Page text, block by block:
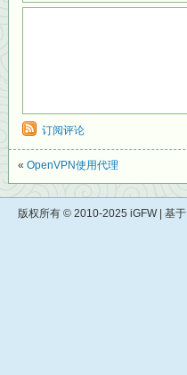
订阅评论
« OpenVPN使用代理
版权所有 © 2010-2025 iGFW | 基于